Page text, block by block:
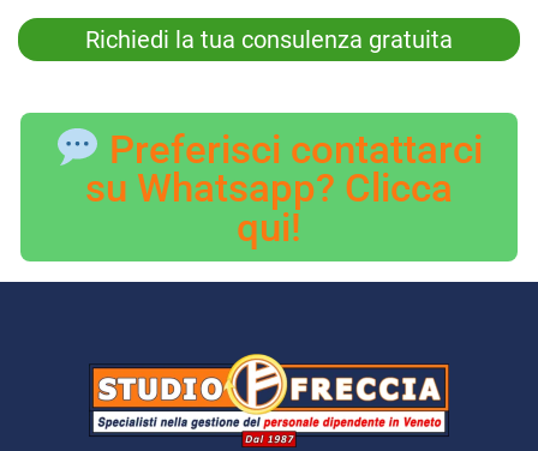
Preferisci contattarci
su Whatsapp? Clicca
qui!